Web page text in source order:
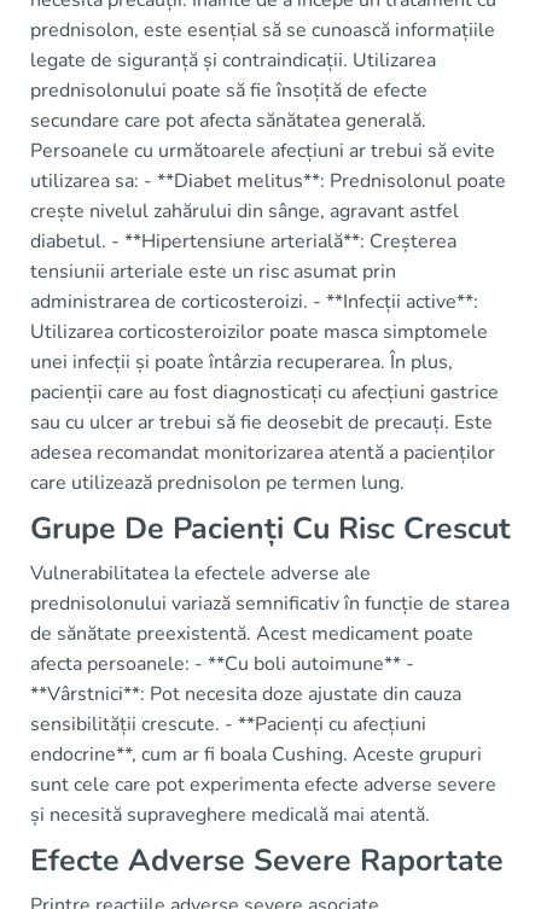
prednisolon, este esențial să se cunoască informațiile
legate de siguranță și contraindicații. Utilizarea
prednisolonului poate să fie însoțită de efecte
secundare care pot afecta sănătatea generală.
Persoanele cu următoarele afecțiuni ar trebui să evite
utilizarea sa: - **Diabet melitus**: Prednisolonul poate
crește nivelul zahărului din sânge, agravant astfel
diabetul. - **Hipertensiune arterială**: Creșterea
tensiunii arteriale este un risc asumat prin
administrarea de corticosteroizi. - **Infecții active**:
Utilizarea corticosteroizilor poate masca simptomele
unei infecții și poate întârzia recuperarea. În plus,
pacienții care au fost diagnosticați cu afecțiuni gastrice
sau cu ulcer ar trebui să fie deosebit de precauți. Este
adesea recomandat monitorizarea atentă a pacienților
care utilizează prednisolon pe termen lung.
Grupe De Pacienți Cu Risc Crescut
Vulnerabilitatea la efectele adverse ale
prednisolonului variază semnificativ în funcție de starea
de sănătate preexistentă. Acest medicament poate
afecta persoanele: - **Cu boli autoimune** -
**Vârstnici**: Pot necesita doze ajustate din cauza
sensibilității crescute. - **Pacienți cu afecțiuni
endocrine**, cum ar fi boala Cushing. Aceste grupuri
sunt cele care pot experimenta efecte adverse severe
și necesită supraveghere medicală mai atentă.
Efecte Adverse Severe Raportate